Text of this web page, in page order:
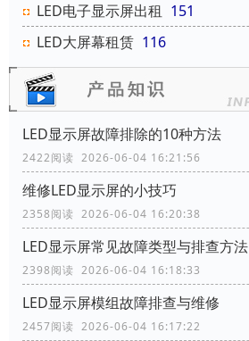
LED电子显示屏出租 151
LED大屏幕租赁 116
LED显示屏故障排除的10种方法
2422阅读 2026-06-04 16:21:56
维修LED显示屏的小技巧
2358阅读 2026-06-04 16:20:38
LED显示屏常见故障类型与排查方法
2398阅读 2026-06-04 16:18:33
LED显示屏模组故障排查与维修
2457阅读 2026-06-04 16:17:22